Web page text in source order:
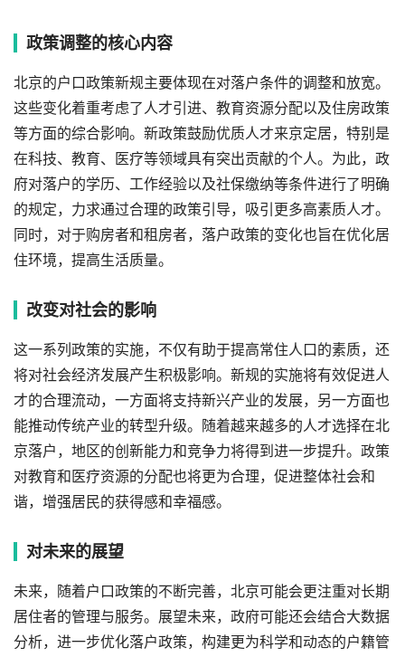
政策调整的核心内容
北京的户口政策新规主要体现在对落户条件的调整和放宽。
这些变化着重考虑了人才引进、教育资源分配以及住房政策
等方面的综合影响。新政策鼓励优质人才来京定居，特别是
在科技、教育、医疗等领域具有突出贡献的个人。为此，政
府对落户的学历、工作经验以及社保缴纳等条件进行了明确
的规定，力求通过合理的政策引导，吸引更多高素质人才。
同时，对于购房者和租房者，落户政策的变化也旨在优化居
住环境，提高生活质量。
改变对社会的影响
这一系列政策的实施，不仅有助于提高常住人口的素质，还
将对社会经济发展产生积极影响。新规的实施将有效促进人
才的合理流动，一方面将支持新兴产业的发展，另一方面也
能推动传统产业的转型升级。随着越来越多的人才选择在北
京落户，地区的创新能力和竞争力将得到进一步提升。政策
对教育和医疗资源的分配也将更为合理，促进整体社会和
谐，增强居民的获得感和幸福感。
对未来的展望
未来，随着户口政策的不断完善，北京可能会更注重对长期
居住者的管理与服务。展望未来，政府可能还会结合大数据
分析，进一步优化落户政策，构建更为科学和动态的户籍管